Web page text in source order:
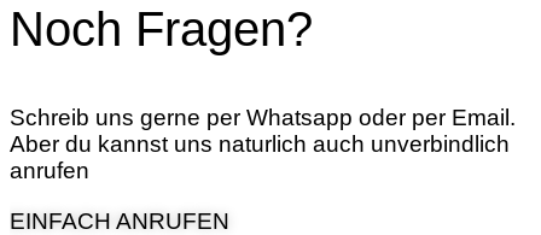
Noch Fragen?
Schreib uns gerne per Whatsapp oder per Email.
Aber du kannst uns naturlich auch unverbindlich
anrufen
EINFACH ANRUFEN